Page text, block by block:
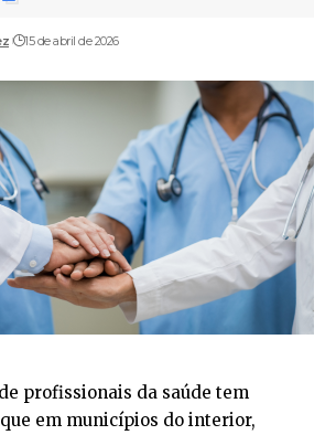
15 de abril de 2026
profissionais da saúde tem
em municípios do interior,